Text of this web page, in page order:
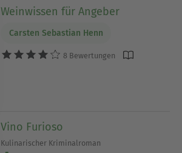
Weinwissen für Angeber
Carsten Sebastian Henn
8 Bewertungen
Vino Furioso
Kulinarischer Kriminalroman